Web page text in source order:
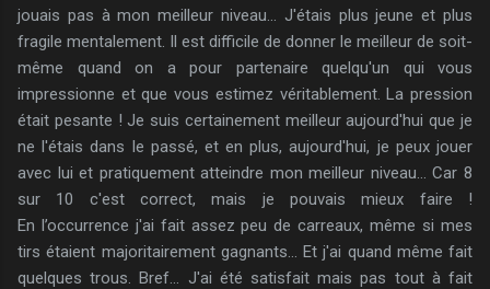
jouais pas à mon meilleur niveau... J'étais plus jeune et plus
fragile mentalement. Il est difficile de donner le meilleur de soit-
même quand on a pour partenaire quelqu'un qui vous
impressionne et que vous estimez véritablement. La pression
était pesante ! Je suis certainement meilleur aujourd'hui que je
ne l'étais dans le passé, et en plus, aujourd'hui, je peux jouer
avec lui et pratiquement atteindre mon meilleur niveau... Car 8
sur 10 c'est correct, mais je pouvais mieux faire !
En l’occurrence j'ai fait assez peu de carreaux, même si mes
tirs étaient majoritairement gagnants... Et j'ai quand même fait
quelques trous. Bref... J'ai été satisfait mais pas tout à fait